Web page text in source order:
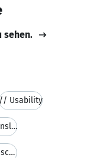
sehen.
Usability
// Konzeption und Implementierung informationslogi
// Informationsmanagement: Informationen beschaffe